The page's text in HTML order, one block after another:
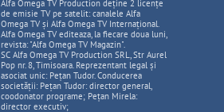
Alfa Omega TV Production deține 2 licențe
de emisie TV pe satelit: canalele Alfa
Omega TV și Alfa Omega TV Internațional.
Alfa Omega TV editeaza, la fiecare doua luni,
revista: "Alfa Omega TV Magazin".
SC Alfa Omega TV Production SRL, Str Aurel
Pop nr. 8, Timisoara. Reprezentant legal și
asociat unic: Pețan Tudor. Conducerea
societății: Pețan Tudor: director general,
coodonator programe; Pețan Mirela:
director executiv;